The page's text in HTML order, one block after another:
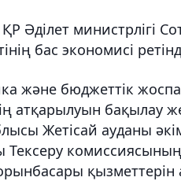
Әділет министрлігі
бас экономисі
және бюджеттік
атқарылуын бақылау
Жетісай ауданы
қызметтерін